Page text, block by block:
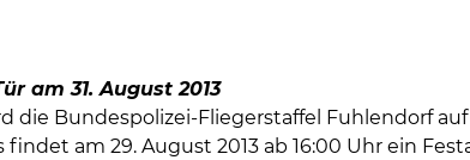
am 31. August 2013
die Bundespolizei-Fliegerstaffel Fuhlendorf
findet am 29. August 2013 ab 16:00 Uhr ein